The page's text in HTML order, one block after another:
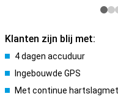
Klanten zijn blij met:
4 dagen accuduur
Ingebouwde GPS
Met continue